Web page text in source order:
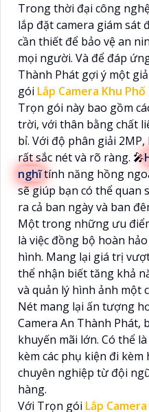
Trong thời đại công
lắp đặt camera giám sát
cần thiết để bảo vệ an
mọi người. Và để đáp
Thành Phát gợi ý một
gói Lắp Camera Khu
Trọn gói này bao gồm
trời, với thân bằng chất
bỉ. Với độ phân giải
rất sắc nét và rõ ràng. 🎤
nghĩtính năng hồng
sẽ giúp bạn có thể quan
ra cả ban ngày và ban
Một trong những ưu
là việc đồng bộ hoàn
hình. Mang lại giá trị
thể nhận biết tăng khả
và quản lý hình ảnh một
Nét mang lại ấn tượng
Camera An Thành
khuyến mãi lớn. Có thể
kèm các phụ kiện đi
chuyên nghiệp từ đội
hàng.
Với Trọn gói Lắp